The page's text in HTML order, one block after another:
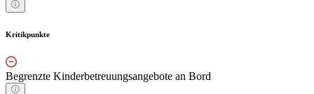
Kritikpunkte
Begrenzte Kinderbetreuungsangebote an Bord